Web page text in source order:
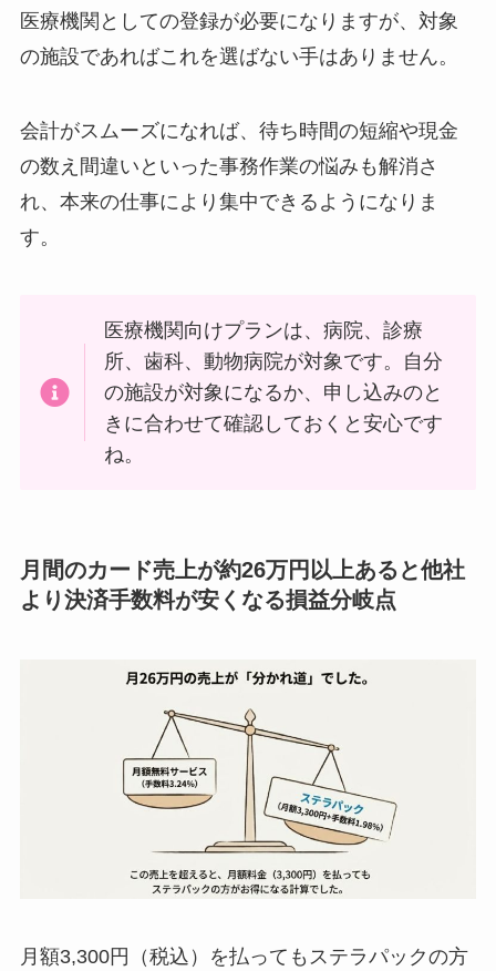
医療機関としての登録が必要になりますが、対象
の施設であればこれを選ばない手はありません。
会計がスムーズになれば、待ち時間の短縮や現金
の数え間違いといった事務作業の悩みも解消さ
れ、本来の仕事により集中できるようになりま
す。
医療機関向けプランは、病院、診療
所、歯科、動物病院が対象です。自分
の施設が対象になるか、申し込みのと
きに合わせて確認しておくと安心です
ね。
月間のカード売上が約26万円以上あると他社
より決済手数料が安くなる損益分岐点
月額3,300円（税込）を払ってもステラパックの方